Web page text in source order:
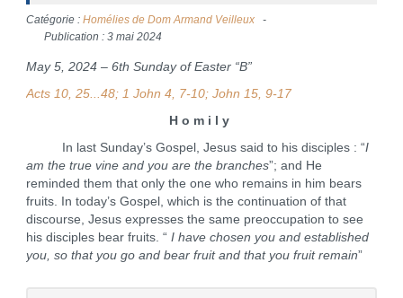
Catégorie : Homélies de Dom Armand Veilleux
Publication : 3 mai 2024
May 5, 2024 – 6th Sunday of Easter “B”
Acts 10, 25...48; 1 John 4, 7-10; John 15, 9-17
H o m i l y
In last Sunday’s Gospel, Jesus said to his disciples : “I
am the true vine and you are the branches”; and He
reminded them that only the one who remains in him bears
fruits. In today’s Gospel, which is the continuation of that
discourse, Jesus expresses the same preoccupation to see
his disciples bear fruits. “ I have chosen you and established
you, so that you go and bear fruit and that you fruit remain”